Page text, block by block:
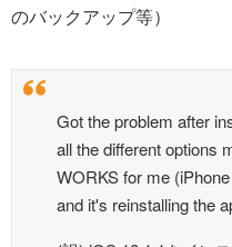
のバックアップ等）
Got the problem after
all the different options
WORKS for me
and it's reinstalling the